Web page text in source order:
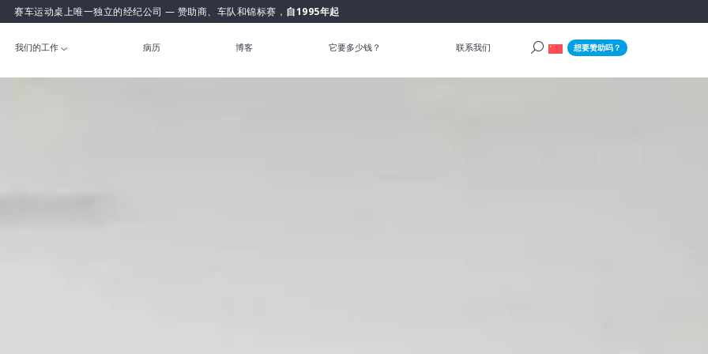
赛车运动桌上唯一独立的经纪公司 — 赞助商、车队和锦标赛， 自1995年起
我们的工作 病历 博客 它要多少钱？ 联系我们 想要赞助吗？